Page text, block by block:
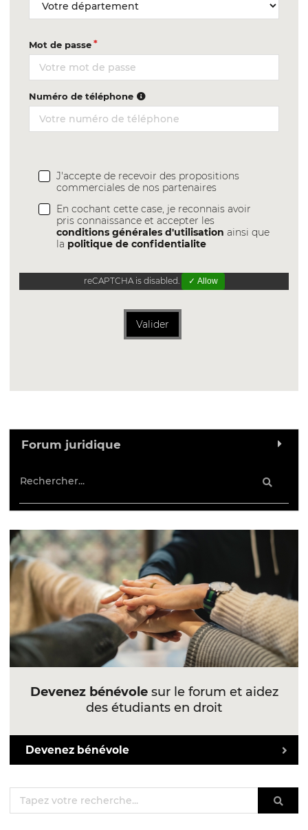
Mot de passe
Numéro de téléphone
J'accepte de recevoir des propositions
commerciales de nos partenaires
En cochant cette case, je reconnais avoir
pris connaissance et accepter les
conditions générales d'utilisation ainsi que
la politique de confidentialite
reCAPTCHA is disabled. ✓ Allow
Valider
Forum juridique
Devenez bénévolesur le forum et aidez
des étudiants en droit
Devenez bénévole